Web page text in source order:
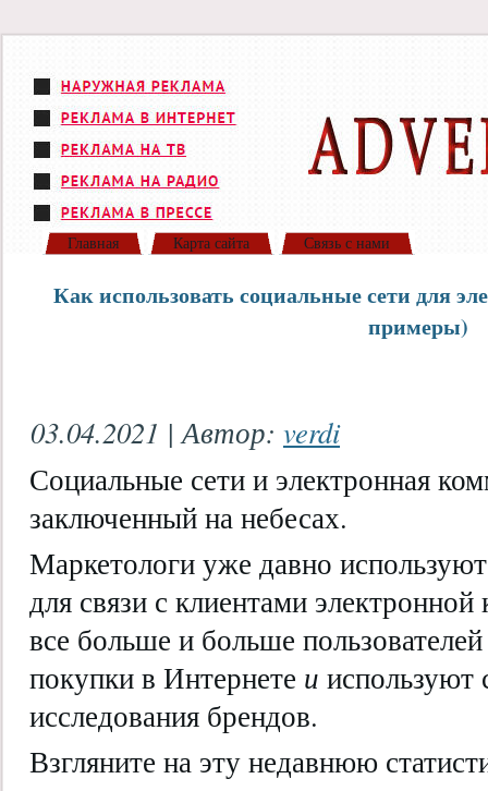
Главная Карта сайта Связь с нами
Как использовать социальные сети для
примеры)
03.04.2021 | Автор: verdi
Социальные сети и электронная
заключенный на небесах.
Маркетологи уже давно
для связи с клиентами
все больше и больше
покупки в Интернете и используют
исследования брендов.
Взгляните на эту недавнюю